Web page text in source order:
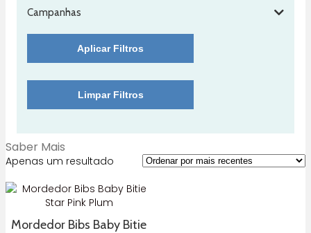
Campanhas
Aplicar Filtros
Limpar Filtros
Saber Mais
Apenas um resultado
Mordedor Bibs Baby Bitie